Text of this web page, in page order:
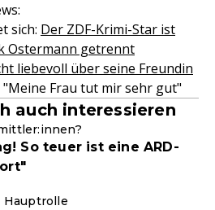
sich: Der ZDF-Krimi-Star ist
Ostermann getrennt
liebevoll über seine Freundin
"Meine Frau tut mir sehr gut"
auch interessieren
So teuer ist eine ARD-
Hauptrolle